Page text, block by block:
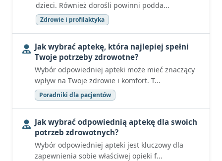
dzieci. Również dorośli powinni podda...
Zdrowie i profilaktyka
Jak wybrać aptekę, która najlepiej spełni
Twoje potrzeby zdrowotne?
Wybór odpowiedniej apteki może mieć znaczący
wpływ na Twoje zdrowie i komfort. T...
Poradniki dla pacjentów
Jak wybrać odpowiednią aptekę dla swoich
potrzeb zdrowotnych?
Wybór odpowiedniej apteki jest kluczowy dla
zapewnienia sobie właściwej opieki f...